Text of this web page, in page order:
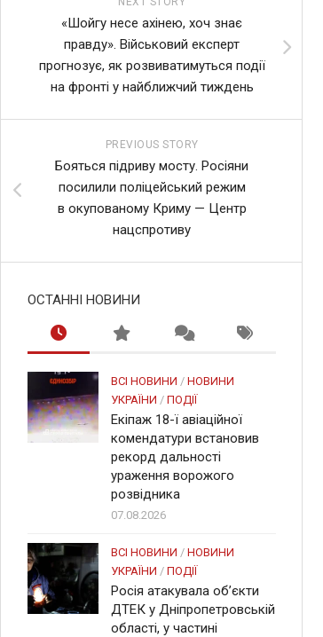
«Шойгу несе ахінею, хоч знає
правду». Військовий експерт
прогнозує, як розвиватимуться події
на фронті у найближчий тиждень
PREVIOUS STORY
Бояться підриву мосту. Росіяни
посилили поліцейський режим
в окупованому Криму — Центр
нацспротиву
ОСТАННІ НОВИНИ
ВСІ НОВИНИ / НОВИНИ
УКРАЇНИ / ПОДІЇ
Екіпаж 18-ї авіаційної
комендатури встановив
рекорд дальності
ураження ворожого
розвідника
07.08.2026
ВСІ НОВИНИ / НОВИНИ
УКРАЇНИ / ПОДІЇ
Росія атакувала об’єкти
ДТЕК у Дніпропетровській
області, у частині